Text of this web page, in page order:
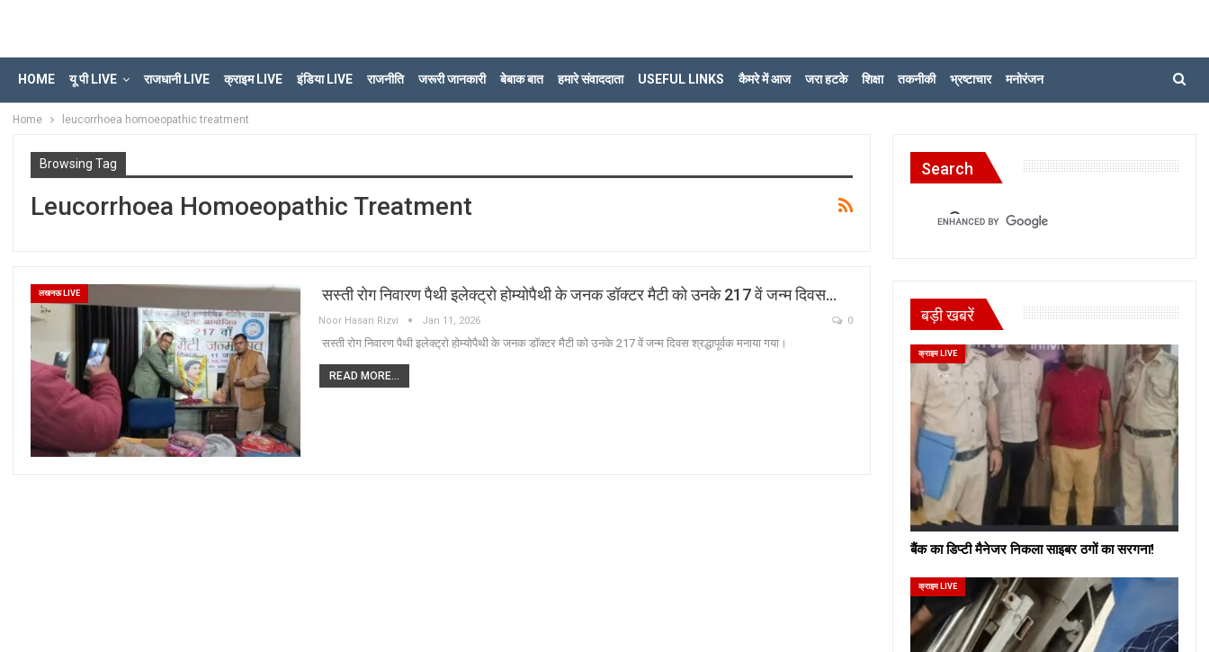
HOME यू पी LIVE राजधानी LIVE क्राइम LIVE इंडिया LIVE राजनीति जरूरी जानकारी बेबाक बात हमारे संवाददाता USEFUL LINKS कैमरे में आज जरा हटके शिक्षा तकनीकी भ्रष्टाचार मनोरंजन
Home leucorrhoea homoeopathic treatment
Browsing Tag
Leucorrhoea Homoeopathic Treatment
लखनऊ LIVE सस्ती रोग निवारण पैथी इलेक्ट्रो होम्योपैथी के जनक डॉक्टर मैटी को उनके 217 वें जन्म दिवस…
Noor Hasan Rizvi Jan 11, 2026 0
सस्ती रोग निवारण पैथी इलेक्ट्रो होम्योपैथी के जनक डॉक्टर मैटी को उनके 217 वें जन्म दिवस श्रद्धापूर्वक मनाया गया।
READ MORE...
Search
बड़ी खबरें
क्राइम LIVE
बैंक का डिप्टी मैनेजर निकला साइबर ठगों का सरगना!
क्राइम LIVE